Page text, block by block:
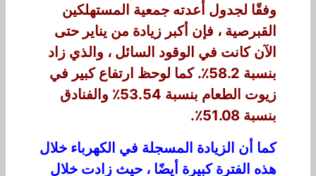
وفقًا لجدول أعدته جمعية المستهلكين
القبرصية ، فإن أكبر زيادة من يناير حتى
الآن كانت في الوقود السائل ، والذي زاد
بنسبة 58.2٪. كما لوحظ ارتفاع كبير في
زيوت الطعام بنسبة 53.54٪ والفنادق
بنسبة 51.08٪.
كما أن الزيادة المسجلة في الكهرباء خلال
هذه الفترة كبيرة أيضًا ، حيث زادت خلال